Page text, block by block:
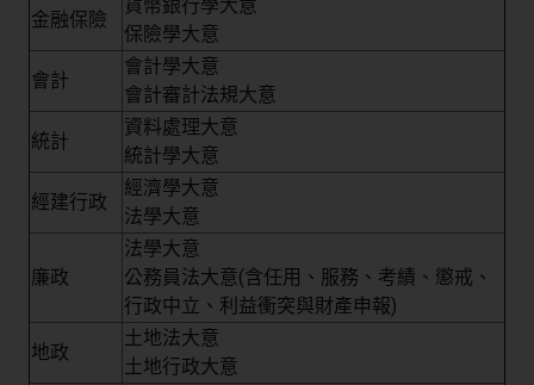
金融保險
貨幣銀行學大意
保險學大意
會計
會計學大意
會計審計法規大意
統計
資料處理大意
統計學大意
經建行政
經濟學大意
法學大意
廉政
法學大意
公務員法大意(含任用、服務、考績、懲戒、
行政中立、利益衝突與財產申報)
地政
土地法大意
土地行政大意